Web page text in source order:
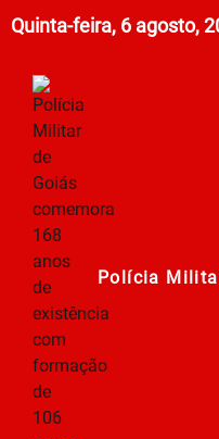
Quinta-feira, 6 agosto,
Polícia
Campanha
Prefeitura
PT oficializa